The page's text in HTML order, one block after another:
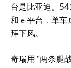
台是比亚迪。
和 e 平台，单车
拜下风。
奇瑞用 “两条腿